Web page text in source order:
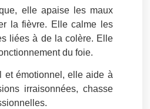
elle apaise les maux
la fièvre. Elle calme les
liées à de la colère. Elle
du foie.
et émotionnel, elle aide à
irraisonnées, chasse